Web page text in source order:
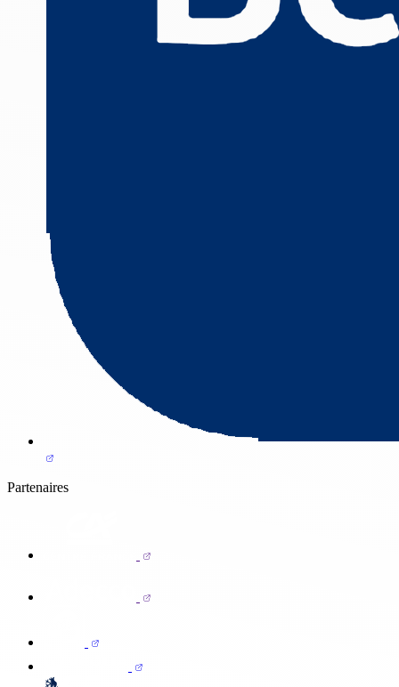
Partenaires